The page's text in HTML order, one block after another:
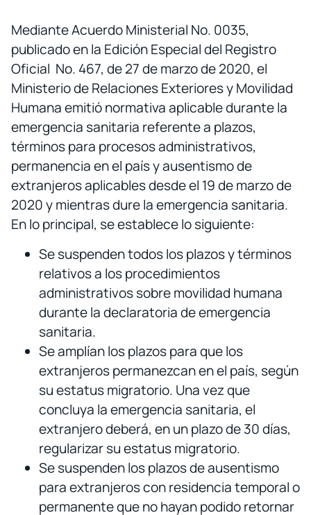
Mediante Acuerdo Ministerial No. 0035,
publicado en la Edición Especial del Registro
Oficial No. 467, de 27 de marzo de 2020, el
Ministerio de Relaciones Exteriores y Movilidad
Humana emitió normativa aplicable durante la
emergencia sanitaria referente a plazos,
términos para procesos administrativos,
permanencia en el país y ausentismo de
extranjeros aplicables desde el 19 de marzo de
2020 y mientras dure la emergencia sanitaria.
En lo principal, se establece lo siguiente:
Se suspenden todos los plazos y términos
relativos a los procedimientos
administrativos sobre movilidad humana
durante la declaratoria de emergencia
sanitaria.
Se amplían los plazos para que los
extranjeros permanezcan en el país, según
su estatus migratorio. Una vez que
concluya la emergencia sanitaria, el
extranjero deberá, en un plazo de 30 días,
regularizar su estatus migratorio.
Se suspenden los plazos de ausentismo
para extranjeros con residencia temporal o
permanente que no hayan podido retornar